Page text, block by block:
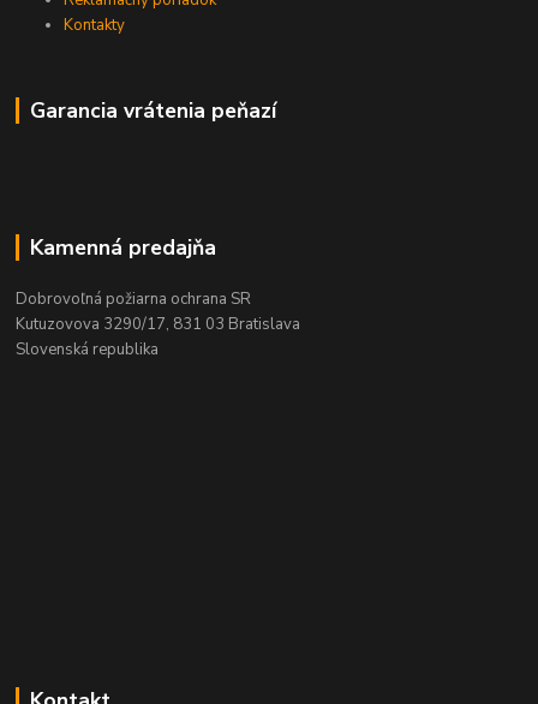
Kontakty
Garancia vrátenia peňazí
Kamenná predajňa
Dobrovoľná požiarna ochrana SR
Kutuzovova 3290/17, 831 03 Bratislava
Slovenská republika